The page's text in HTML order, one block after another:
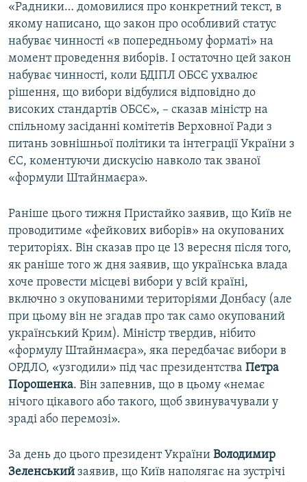
«Радники… домовилися про конкретний текст, в
якому написано, що закон про особливий статус
набуває чинності «в попередньому форматі» на
момент проведення виборів. І остаточно цей закон
набуває чинності, коли БДІПЛ ОБСЄ ухвалює
рішення, що вибори відбулися відповідно до
високих стандартів ОБСЄ», – сказав міністр на
спільному засіданні комітетів Верховної Ради з
питань зовнішньої політики та інтеграції України з
ЄС, коментуючи дискусію навколо так званої
«формули Штайнмаєра».
Раніше цього тижня Пристайко заявив, що Київ не
проводитиме «фейкових виборів» на окупованих
територіях. Він сказав про це 13 вересня після того,
як раніше того ж дня заявив, що українська влада
хоче провести місцеві вибори у всій країні,
включно з окупованими територіями Донбасу (але
при цьому він не згадав про так само окупований
український Крим). Міністр твердив, нібито
«формулу Штайнмаєра», яка передбачає вибори в
ОРДЛО, «узгодили» під час президентства Петра
Порошенка. Він запевнив, що в цьому «немає
нічого цікавого або такого, щоб звинувачували у
зраді або перемозі».
За день до цього президент України Володимир
Зеленський заявив, що Київ наполягає на зустрічі